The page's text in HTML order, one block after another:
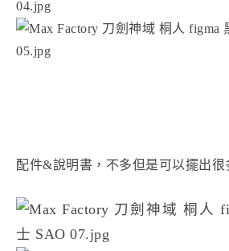
配件&說明書，不多但是可以擺出很